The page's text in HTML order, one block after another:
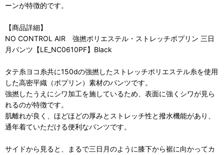
ーンが特徴的です。
【商品詳細】
NO CONTROL AIR 強撚ポリエステル・ストレッチポプリン 三日
月パンツ【LE_NC0610PF】Black
タテ糸ヨコ糸共に150dの強撚したストレッチポリエステル糸を使用
した高密平織（ポプリン）素材のパンツです。
強撚したうえにシワ加工を施しているため、表面に強くシワが見ら
れるのが特徴です。
肌離れが良く、ほどほどの厚みとストレッチ性と撥水機能があり、
通年着ていただける便利なパンツです。
サイドから見ると、まるで三日月のように膝下から裾に向かってカ